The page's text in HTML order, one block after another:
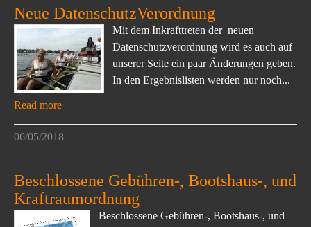
Neue DatenschutzVerordnung
Mit dem Inkrafttreten der neuen
Datenschutzverordnung wird es auch auf
unserer Seite ein paar Änderungen geben.
In den Ergebnislisten werden nur noch...
Read more
06/05/2018
Beschlossene Gebühren-, Bootshaus-, und
Kraftraumordnung
Beschlossene Gebühren-, Bootshaus-, und